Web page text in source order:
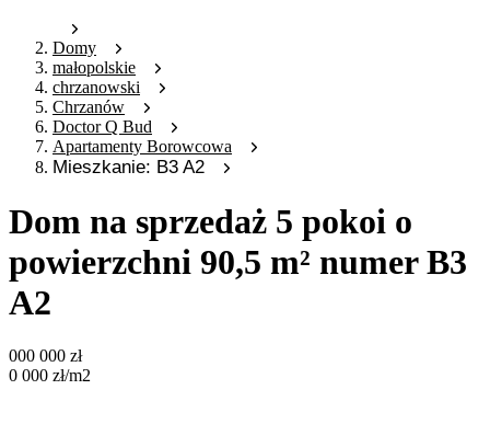
Domy
małopolskie
chrzanowski
Chrzanów
Doctor Q Bud
Apartamenty Borowcowa
Mieszkanie: B3 A2
Dom na sprzedaż 5 pokoi o
powierzchni 90,5 m² numer B3
A2
000 000 zł
0 000 zł/m2